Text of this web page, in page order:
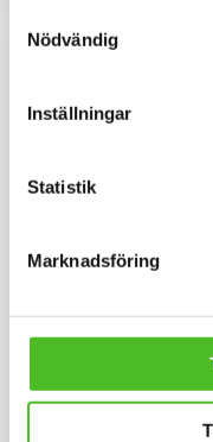
Nödvändig
Inställningar
Statistik
Marknadsföring
Spets
Pannband i kraftig
en Tysk Spets